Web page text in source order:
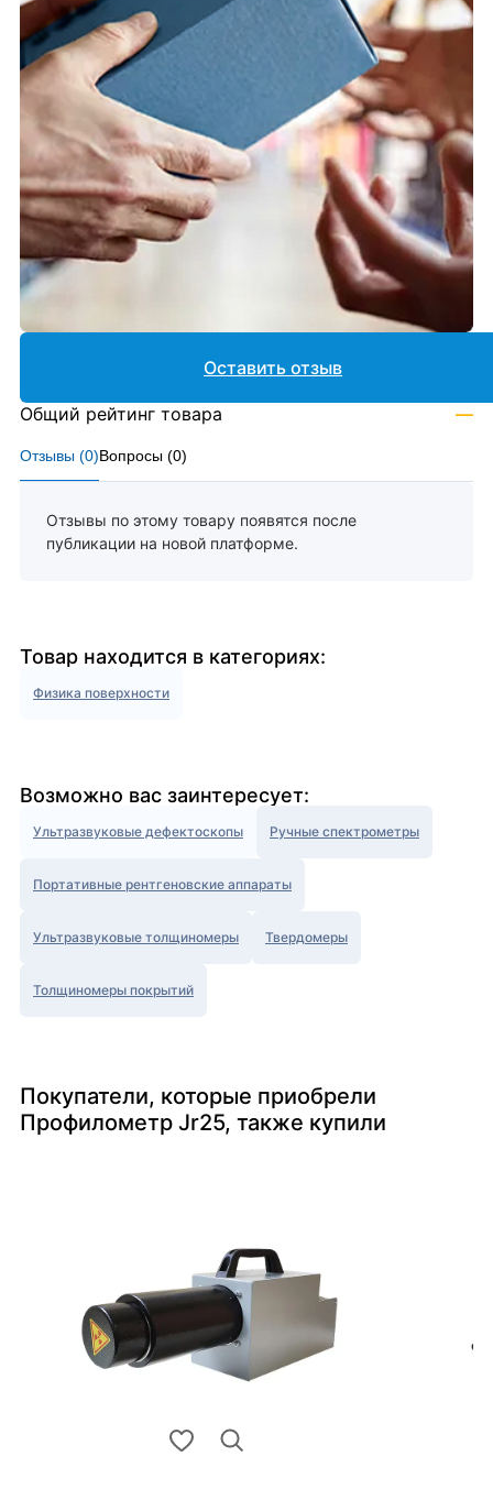
Отзывы (0)Вопросы (0)
Отзывы по этому товару появятся после
публикации на новой платформе.
Оставить отзыв
Общий рейтинг товара —
Товар находится в категориях:
Физика поверхности
Возможно вас заинтересует:
Ультразвуковые дефектоскопы Ручные спектрометры
Портативные рентгеновские аппараты
Ультразвуковые толщиномеры Твердомеры
Толщиномеры покрытий
Покупатели, которые приобрели
Профилометр Jr25, также купили